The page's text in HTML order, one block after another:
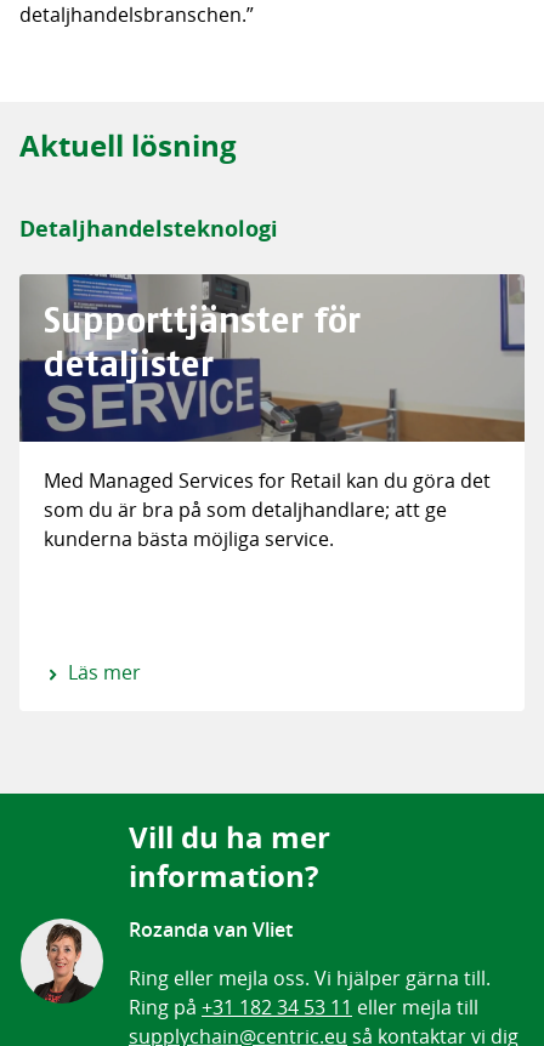
detaljhandelsbranschen.”
Aktuell lösning
Detaljhandelsteknologi
Supporttjänster för
detaljister
Med Managed Services for Retail kan du göra det
som du är bra på som detaljhandlare; att ge
kunderna bästa möjliga service.
Läs mer
Vill du ha mer
information?
Rozanda van Vliet
Ring eller mejla oss. Vi hjälper gärna till.
Ring på +31 182 34 53 11 eller mejla till
supplychain@centric.eu så kontaktar vi dig